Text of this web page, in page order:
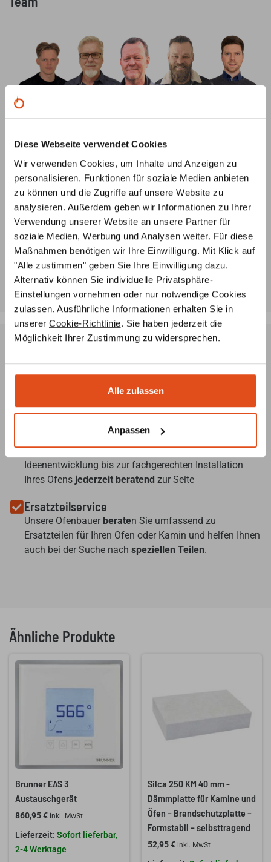
Diese Webseite verwendet Cookies
Wir verwenden Cookies, um Inhalte und Anzeigen zu
personalisieren, Funktionen für soziale Medien anbieten
zu können und die Zugriffe auf unsere Website zu
analysieren. Außerdem geben wir Informationen zu Ihrer
Verwendung unserer Website an unsere Partner für
soziale Medien, Werbung und Analysen weiter. Für diese
Maßnahmen benötigen wir Ihre Einwilligung. Mit Klick auf
"Alle zustimmen" geben Sie Ihre Einwilligung dazu.
Alternativ können Sie individuelle Privatsphäre-
Einstellungen vornehmen oder nur notwendige Cookies
zulassen. Ausführliche Informationen erhalten Sie in
unserer Cookie-Richtlinie. Sie haben jederzeit die
Möglichkeit Ihrer Zustimmung zu widersprechen.
Alle zulassen
Anpassen
Fragen?
info@primus-ofenshop.com
Schreiben Sie uns eine Mail mit Ihrem Anliegen und
wir melden uns schnellstmöglich bei Ihnen.
0221 292 010 90
Gerne beraten wir Sie auch telefonisch:
Mo-Fr: 8:00 Uhr - 18.00 Uhr
Ofenplanung per Videokonferenz
Ihres Wunsch-Ofens erstellen – ganz
kostenlos, nach Ihren Angaben und Vorstellungen.
Individuelle Beratung
UnsereOfenbauerstehen Ihnen von der
Ideenentwicklung bis zur fachgerechten Installation
Ihres Ofens jederzeit beratend zur Seite
Ersatzteilservice
Unsere Ofenbauer beraten Sie umfassend zu
Ersatzteilen für Ihren Ofen oder Kamin und helfen Ihnen
auch bei der Suche nach speziellen Teilen.
Ähnliche Produkte
Brunner EAS 3
Austauschgerät
860,95€ inkl. MwSt
Sofort lieferbar,
2-4 Werktage
Silca 250 KM 40 mm -
Dämmplatte für Kamine und
Öfen – Brandschutzplatte –
Formstabil – selbsttragend
52,95€ inkl. MwSt